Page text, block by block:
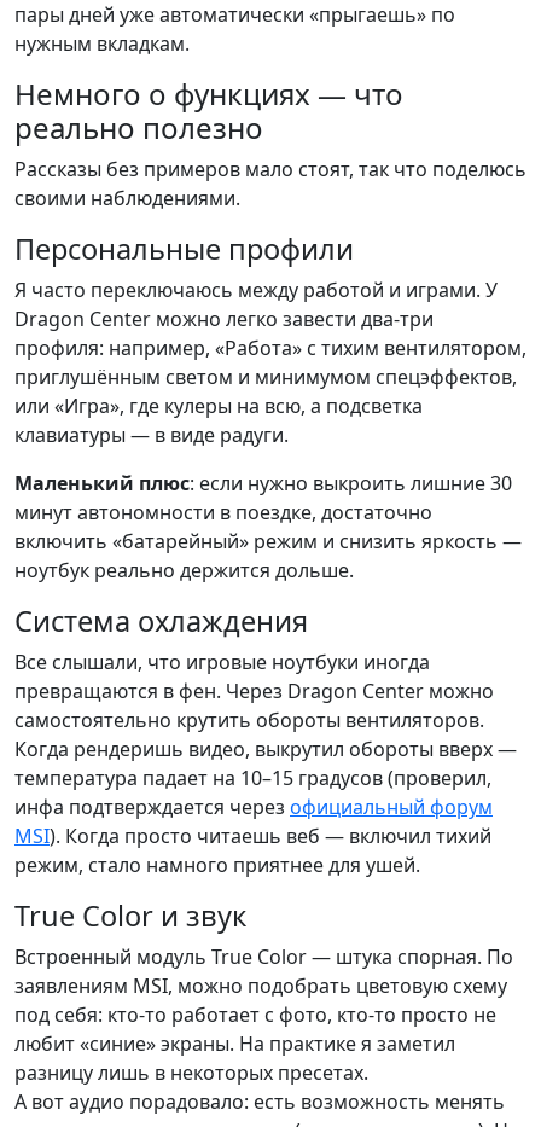
пары дней уже автоматически «прыгаешь» по
нужным вкладкам.
Немного о функциях — что
реально полезно
Рассказы без примеров мало стоят, так что поделюсь
своими наблюдениями.
Персональные профили
Я часто переключаюсь между работой и играми. У
Dragon Center можно легко завести два-три
профиля: например, «Работа» с тихим вентилятором,
приглушённым светом и минимумом спецэффектов,
или «Игра», где кулеры на всю, а подсветка
клавиатуры — в виде радуги.
Маленький плюс: если нужно выкроить лишние 30
минут автономности в поездке, достаточно
включить «батарейный» режим и снизить яркость —
ноутбук реально держится дольше.
Система охлаждения
Все слышали, что игровые ноутбуки иногда
превращаются в фен. Через Dragon Center можно
самостоятельно крутить обороты вентиляторов.
Когда рендеришь видео, выкрутил обороты вверх —
температура падает на 10–15 градусов (проверил,
инфа подтверждается через официальный форум
MSI). Когда просто читаешь веб — включил тихий
режим, стало намного приятнее для ушей.
True Color и звук
Встроенный модуль True Color — штука спорная. По
заявлениям MSI, можно подобрать цветовую схему
под себя: кто-то работает с фото, кто-то просто не
любит «синие» экраны. На практике я заметил
разницу лишь в некоторых пресетах.
А вот аудио порадовало: есть возможность менять